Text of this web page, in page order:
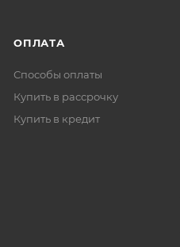
ОПЛАТА
Способы оплаты
Купить в рассрочку
Купить в кредит